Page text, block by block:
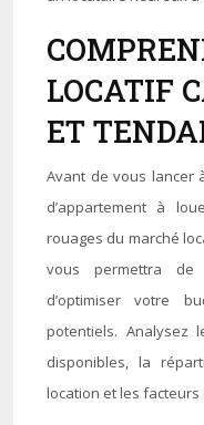
LOCATIF
ET
Avant de vous lancer
d’appartement à
rouages du marché
vous permettra de
d’optimiser votre
potentiels. Analysez
disponibles, la
location et les